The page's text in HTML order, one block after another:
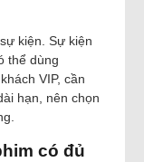
kiện. Sự kiện
thể dùng
VIP, cần
hạn, nên chọn
có đủ